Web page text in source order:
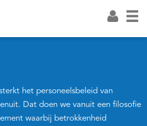
het personeelsbeleid van
Dat doen we vanuit een filosofie
waarbij betrokkenheid